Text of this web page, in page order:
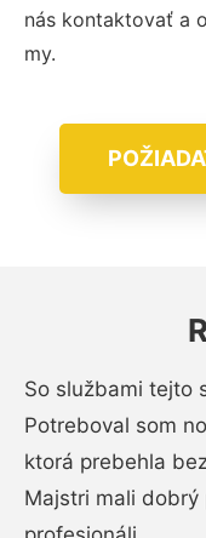
nás kontaktovať a
my.
So službami tejto
Potreboval som
ktorá prebehla
Majstri mali